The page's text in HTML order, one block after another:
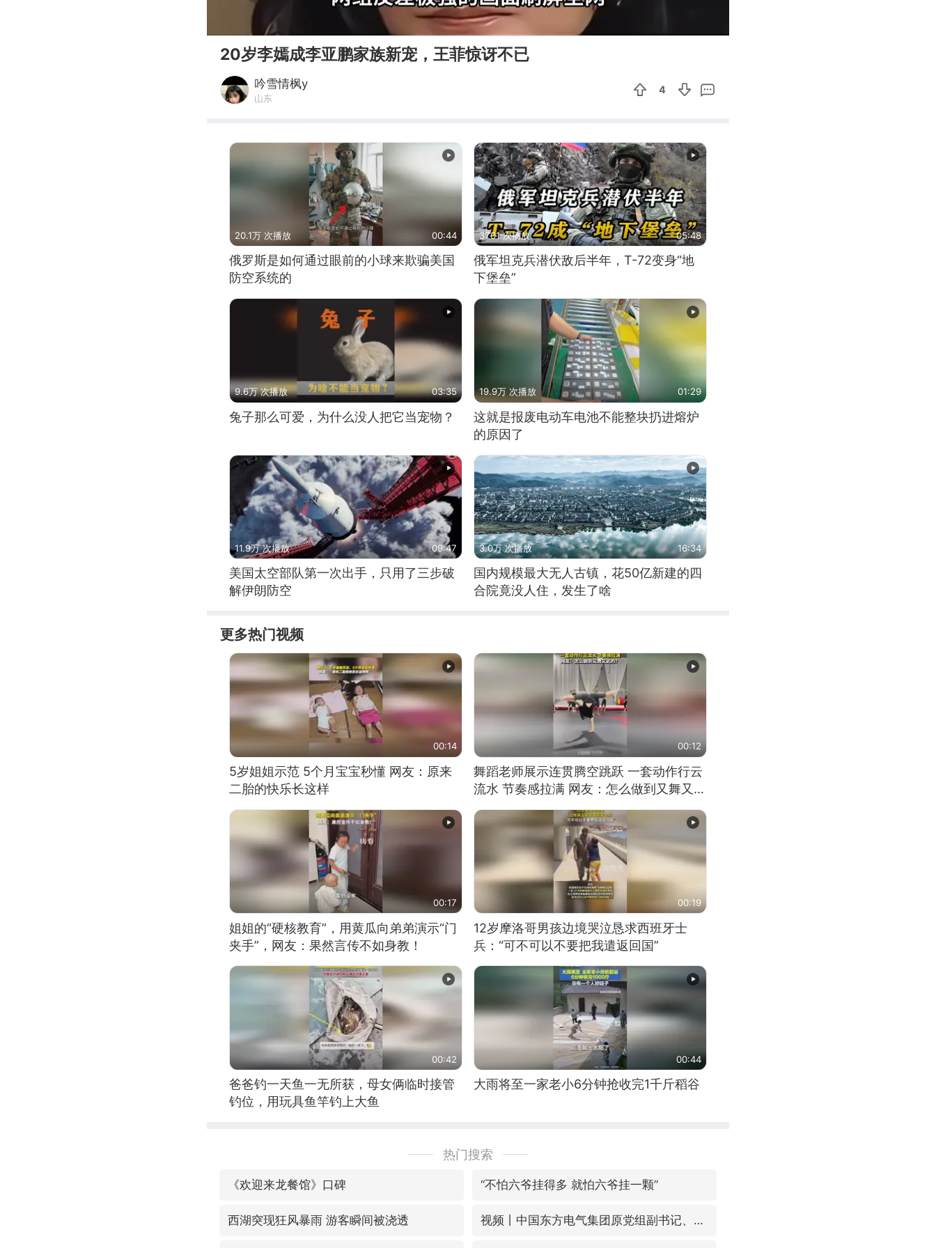
20岁李嫣成李亚鹏家族新宠，王菲惊讶不已
吟雪情枫y
山东
4
20.1万 次播放 00:44
俄罗斯是如何通过眼前的小球来欺骗美国
防空系统的
3701 次播放 05:48
俄军坦克兵潜伏敌后半年，T-72变身“地
下堡垒”
9.6万 次播放 03:35
兔子那么可爱，为什么没人把它当宠物？
19.9万 次播放 01:29
这就是报废电动车电池不能整块扔进熔炉
的原因了
11.9万 次播放 09:47
美国太空部队第一次出手，只用了三步破
解伊朗防空
3.0万 次播放 16:34
国内规模最大无人古镇，花50亿新建的四
合院竟没人住，发生了啥
更多热门视频
00:14
5岁姐姐示范 5个月宝宝秒懂 网友：原来
二胎的快乐长这样
00:12
舞蹈老师展示连贯腾空跳跃 一套动作行云
流水 节奏感拉满 网友：怎么做到又舞又武
00:17
姐姐的“硬核教育”，用黄瓜向弟弟演示“门
夹手”，网友：果然言传不如身教！
00:19
12岁摩洛哥男孩边境哭泣恳求西班牙士
兵：“可不可以不要把我遣返回国”
00:42
爸爸钓一天鱼一无所获，母女俩临时接管
钓位，用玩具鱼竿钓上大鱼
00:44
大雨将至一家老小6分钟抢收完1千斤稻谷
热门搜索
《欢迎来龙餐馆》口碑 “不怕六爷挂得多 就怕六爷挂一颗”
西湖突现狂风暴雨 游客瞬间被浇透 视频丨中国东方电气集团原党组副书记、董事宋致远被查